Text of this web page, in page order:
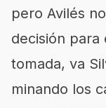
pero Avilés
decisión para
tomada, va
minando los